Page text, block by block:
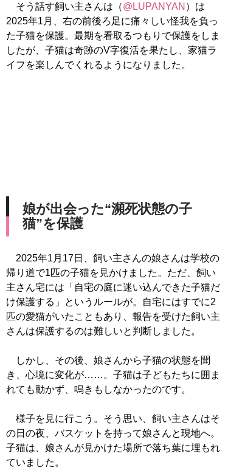
そう話す飼い主さんは（@LUPANYAN ）は
2025年1月、右の前後ろ足に痛々しい怪我を負っ
た子猫を保護。最期を看取るつもりで保護をしま
したが、子猫は奇跡のV字復活を果たし、家猫ラ
イフを楽しんでくれるようになりました。
娘が出会った“瀕死状態の子
猫”を保護
2025年1月17日、飼い主さんの娘さんは学校の
帰り道で1匹の子猫を見かけました。ただ、飼い
主さん宅には「自宅の庭に迷い込んできた子猫だ
け保護する」というルールが。自宅にはすでに2
匹の愛猫がいたこともあり、報告を受けた飼い主
さんは保護するのは難しいと判断しました。
しかし、その後、娘さんから子猫の状態を聞
き、心境に変化が……。子猫は子どもたちに囲ま
れても動かず、鳴きもしなかったのです。
様子を見に行こう。そう思い、飼い主さんはそ
の日の夜、バスケットを持って娘さんと現地へ。
子猫は、娘さんが見かけた場所で落ち葉に埋もれ
ていました。